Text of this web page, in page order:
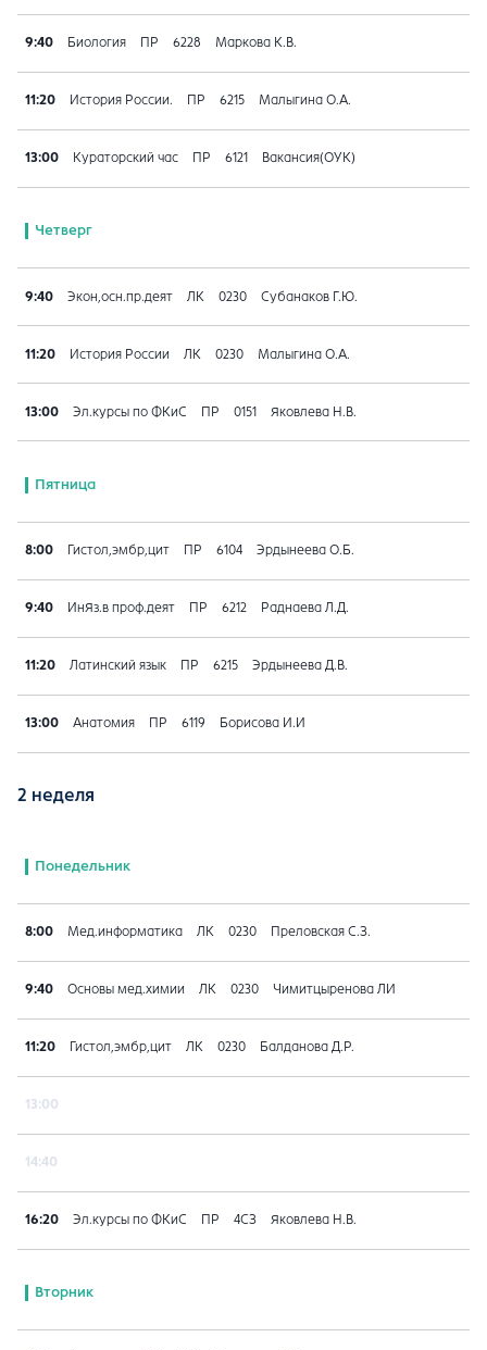
9:40 Биология ПР 6228 Маркова К.В.
11:20 История России. ПР 6215 Малыгина О.А.
13:00 Кураторский час ПР 6121 Вакансия(ОУК)
Четверг
9:40 Экон,осн.пр.деят ЛК 0230 Субанаков Г.Ю.
11:20 История России ЛК 0230 Малыгина О.А.
13:00 Эл.курсы по ФКиС ПР 0151 Яковлева Н.В.
Пятница
8:00 Гистол,эмбр,цит ПР 6104 Эрдынеева О.Б.
9:40 ИнЯз.в проф.деят ПР 6212 Раднаева Л.Д.
11:20 Латинский язык ПР 6215 Эрдынеева Д.В.
13:00 Анатомия ПР 6119 Борисова И.И
2 неделя
Понедельник
8:00 Мед.информатика ЛК 0230 Преловская С.З.
9:40 Основы мед.химии ЛК 0230 Чимитцыренова ЛИ
11:20 Гистол,эмбр,цит ЛК 0230 Балданова Д.Р.
13:00
14:40
16:20 Эл.курсы по ФКиС ПР 4СЗ Яковлева Н.В.
Вторник